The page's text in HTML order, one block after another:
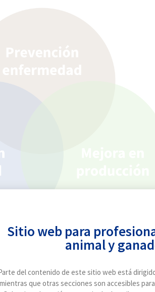
de la vacunación con impacto económico
programa de control de mastitis
puntos es un conjunto de medidas y
la salud de la ubre y la calidad
por
He
Sitio web para
animal y
del contenido de este sitio web está
mientras que otras secciones son accesibles